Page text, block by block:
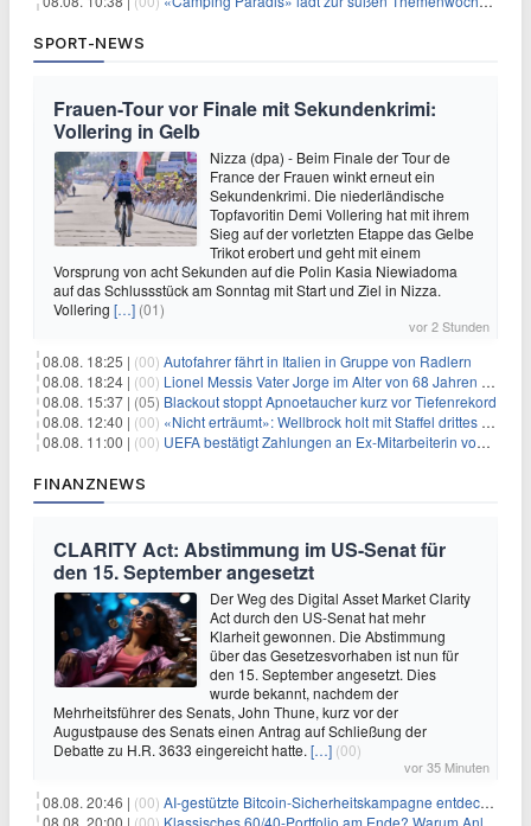
SPORT-NEWS
Frauen-Tour vor Finale mit Sekundenkrimi:
Vollering in Gelb
Nizza (dpa) - Beim Finale der Tour de
France der Frauen winkt erneut ein
Sekundenkrimi. Die niederländische
Topfavoritin Demi Vollering hat mit ihrem
Sieg auf der vorletzten Etappe das Gelbe
Trikot erobert und geht mit einem
Vorsprung von acht Sekunden auf die Polin Kasia Niewiadoma
auf das Schlussstück am Sonntag mit Start und Ziel in Nizza.
Vollering […] (01)
vor 2 Stunden
08.08. 18:25 | (00) Autofahrer fährt in Italien in Gruppe von Radlern
08.08. 18:24 | (00) Lionel Messis Vater Jorge im Alter von 68 Jahren gestorben
08.08. 15:37 | (05) Blackout stoppt Apnoetaucher kurz vor Tiefenrekord
08.08. 12:40 | (00) «Nicht erträumt»: Wellbrock holt mit Staffel drittes EM-Gold
08.08. 11:00 | (00) UEFA bestätigt Zahlungen an Ex-Mitarbeiterin von Infantino
FINANZNEWS
CLARITY Act: Abstimmung im US-Senat für
den 15. September angesetzt
Der Weg des Digital Asset Market Clarity
Act durch den US-Senat hat mehr
Klarheit gewonnen. Die Abstimmung
über das Gesetzesvorhaben ist nun für
den 15. September angesetzt. Dies
wurde bekannt, nachdem der
Mehrheitsführer des Senats, John Thune, kurz vor der
Augustpause des Senats einen Antrag auf Schließung der
Debatte zu H.R. 3633 eingereicht hatte. […] (00)
vor 35 Minuten
08.08. 20:46 | (00) AI-gestützte Bitcoin-Sicherheitskampagne entdeckt fast 5.000 Softwareprobleme in 390 Projekten